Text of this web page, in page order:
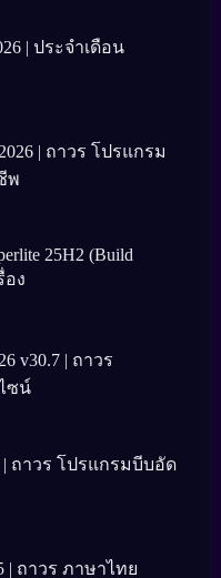
| ประจำเดือน
| ถาวร โปรแกรม
พ
25H2 (Build
อง
v30.7 | ถาวร
ซน์
| ถาวร โปรแกรมบีบอัด
| ถาวร ภาษาไทย